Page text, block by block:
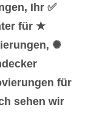
Ihr ✅
für ★
✺
für
sehen wir